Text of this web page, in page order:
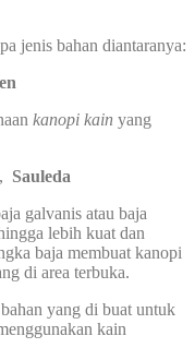
jenis bahan diantaranya:
kanopi kain yang
, Sauleda
galvanis atau baja
lebih kuat dan
baja membuat kanopi
di area terbuka.
yang di buat untuk
kain